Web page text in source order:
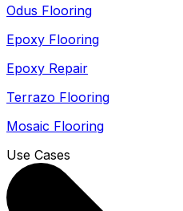
Odus Flooring
Epoxy Flooring
Epoxy Repair
Terrazo Flooring
Mosaic Flooring
Use Cases